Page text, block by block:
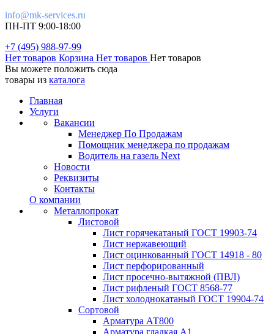
info@mk-services.ru
ПН-ПТ 9:00-18:00
+7 (495) 988-97-99
Нет товаров Корзина Нет товаров Нет товаров
Вы можете положить сюда
товары из каталога
Главная
Услуги
Вакансии
Менеджер По Продажам
Помощник менеджера по продажам
Водитель на газель Next
Новости
Реквизиты
Контакты
О компании
Металлопрокат
Листовой
Лист горячекатаный ГОСТ 19903-74
Лист нержавеющий
Лист оцинкованный ГОСТ 14918 - 80
Лист перфорированный
Лист просечно-вытяжной (ПВЛ)
Лист рифленый ГОСТ 8568-77
Лист холоднокатаный ГОСТ 19904-74
Сортовой
Арматура АТ800
Арматура гладкая А1